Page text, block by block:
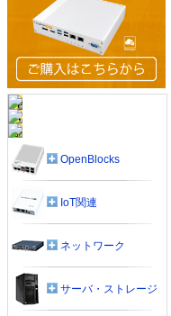
OpenBlocks
IoT関連
ネットワーク
サーバ・ストレージ